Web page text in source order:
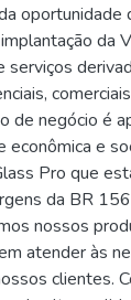
oportunidade
da
de negócio é
e
Pro que
da BR
nossos
atender às
clientes.